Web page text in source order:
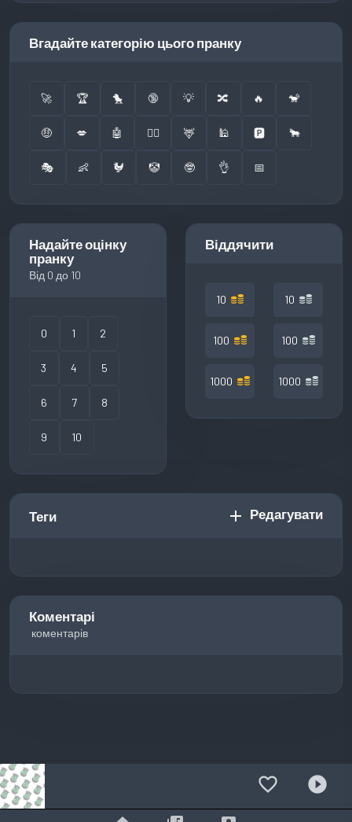
Вгадайте категорію цього пранку
🚀 🏆 🐤 🔞 💡 🔀 🔥 🐒
🤑 💋 🤖 👮‍♂️ 🦌 🕌 🅿️ 🐂
🎭 👶 🐓 🤡 🤓 👌 📅
Надайте оцінку
пранку
Від 0 до 10
0 1 2
3 4 5
6 7 8
9 10
Віддячити
10
100
1000
10
100
1000
Теги add Редагувати
Коментарі
коментарів
favorite_border play_circle_filled